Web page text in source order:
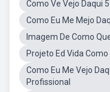
Como Ve Vejo Daqui
Como Eu Me Mejo
Imagem De Como
Projeto Ed Vida
Como Eu Me Vejo
Profissional